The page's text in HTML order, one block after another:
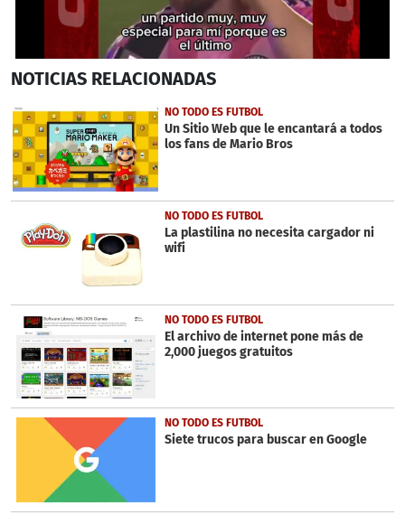
seconds
42
seconds
NOTICIAS RELACIONADAS
NO TODO ES FUTBOL
Un Sitio Web que le encantará a todos
los fans de Mario Bros
NO TODO ES FUTBOL
La plastilina no necesita cargador ni
wifi
NO TODO ES FUTBOL
El archivo de internet pone más de
2,000 juegos gratuitos
NO TODO ES FUTBOL
Siete trucos para buscar en Google